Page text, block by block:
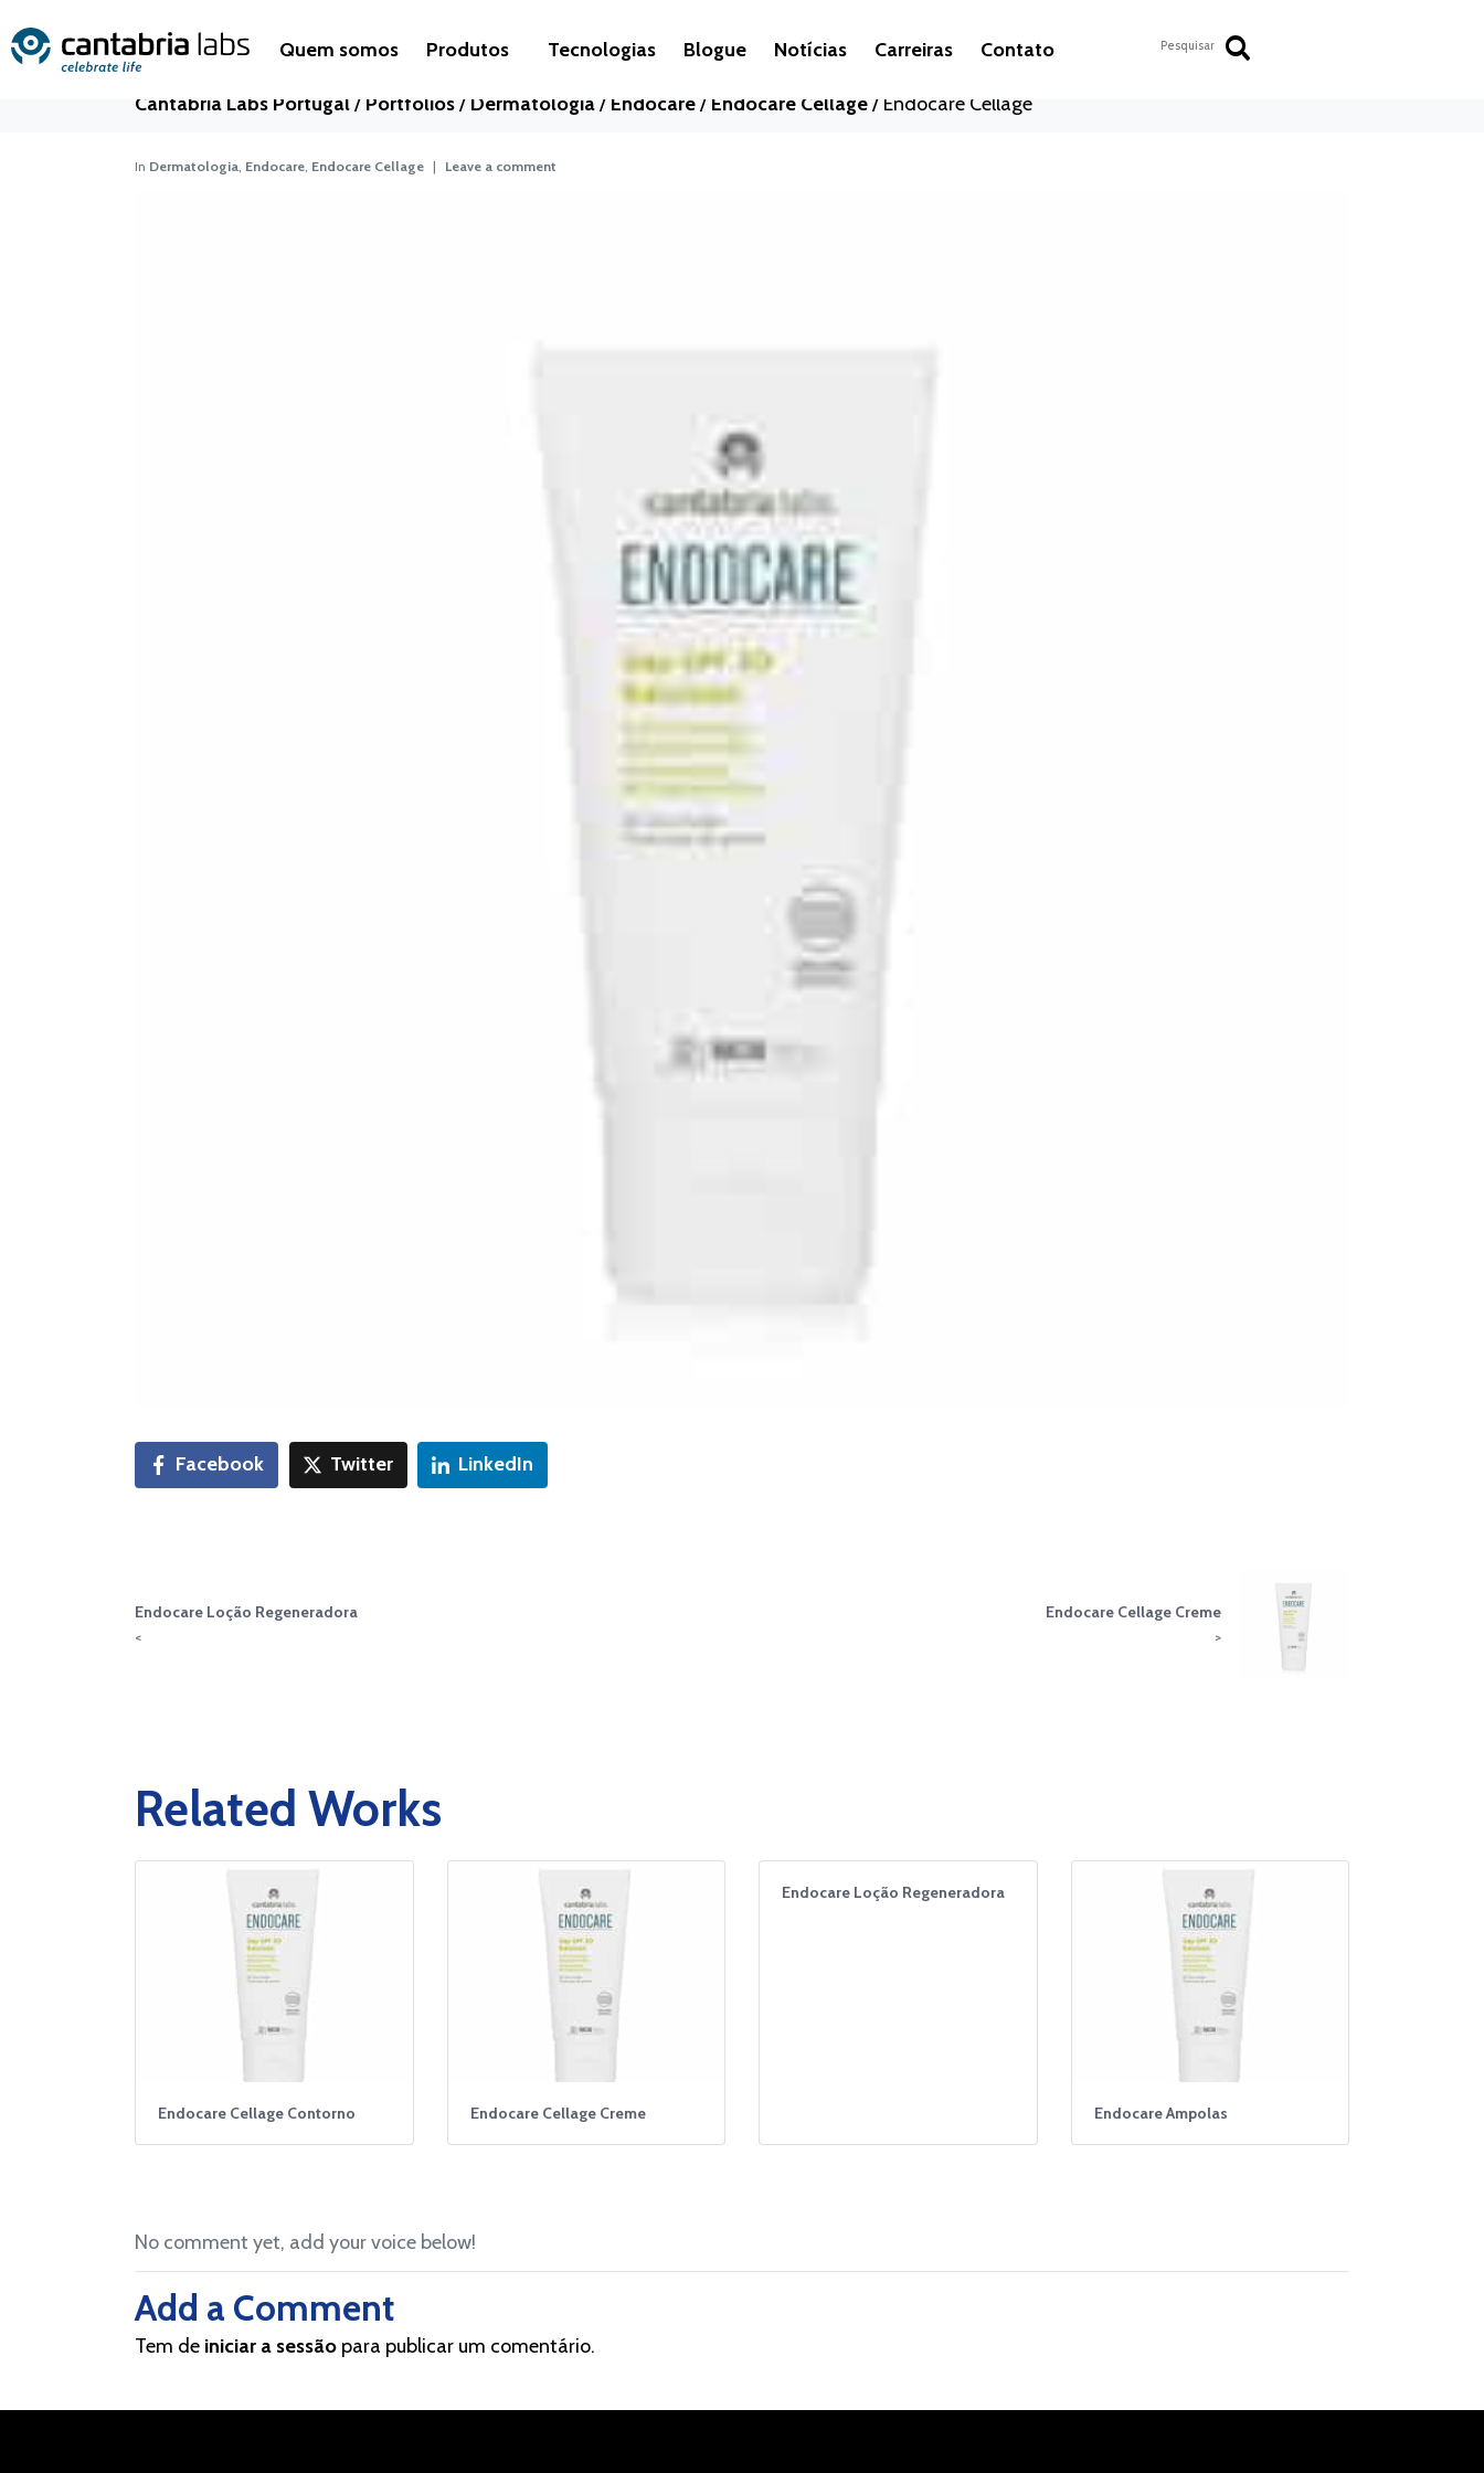
Quem somos Produtos Tecnologias Blogue Notícias Carreiras Contato
Endocare Cellage
Cantabria Labs Portugal/ Portfolios/ Dermatologia/ Endocare/ Endocare Cellage/ Endocare Cellage
In Dermatologia, Endocare, Endocare Cellage Leave a comment
Facebook Twitter LinkedIn
Endocare Loção Regeneradora
<
Endocare Cellage Creme
>
Related Works
Endocare Cellage Contorno Endocare Cellage Creme
Endocare Loção Regeneradora
Endocare Ampolas
No comment yet, add your voice below!
Add a Comment
Tem de iniciar a sessão para publicar um comentário.